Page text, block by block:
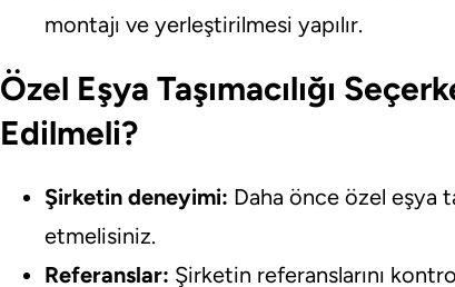
montajı ve yerleştirilmesi yapılır.
Özel Eşya Taşımacılığı
Edilmeli?
Şirketin deneyimi: Daha önce özel eşya
etmelisiniz.
Referanslar: Şirketin referanslarını